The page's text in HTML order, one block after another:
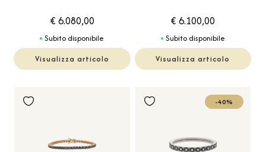
€ 6.080,00
Subito disponibile
Visualizza articolo
€ 6.100,00
Subito disponibile
Visualizza articolo
-40%